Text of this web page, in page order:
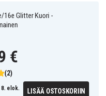
16e Glitter Kuori -
(2)
€
elok.
LISÄÄ OSTOSKORIIN